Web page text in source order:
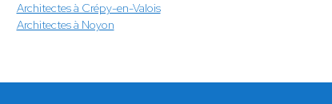
Architectes à Crépy-en-Valois
Architectes à Noyon